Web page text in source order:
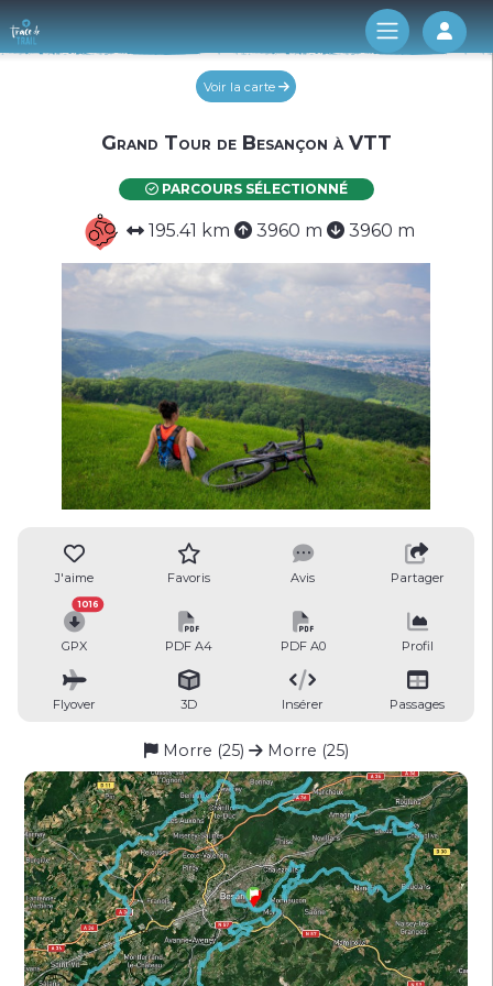
Log
Voir la carte
Grand Tour de Besançon à VTT
PARCOURS SÉLECTIONNÉ
195.41 km 3960 m 3960 m
J'aime Favoris Avis Partager
GPX
1016
PDF A4 PDF A0 Profil
Flyover 3D Insérer Passages
Morre (25) Morre (25)